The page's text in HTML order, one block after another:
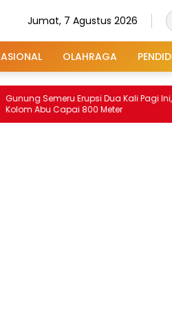
Jumat, 7 Agustus 2026
OLAHRAGA
Erupsi Dua Kali Pagi Ini,
Capai 800 Meter